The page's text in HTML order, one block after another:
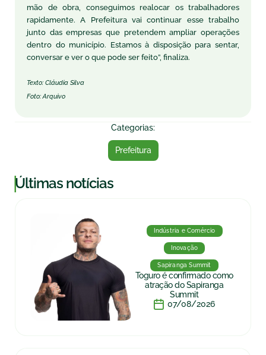
mão de obra, conseguimos realocar os trabalhadores
rapidamente. A Prefeitura vai continuar esse trabalho
junto das empresas que pretendem ampliar operações
dentro do município. Estamos à disposição para sentar,
conversar e ver o que pode ser feito”, finaliza.
Texto: Cláudia Silva
Foto: Arquivo
Categorias:
Prefeitura
|Últimas notícias
Indústria e Comércio
Inovação
Sapiranga Summit
Toguro é confirmado como
atração do Sapiranga
Summit
07/08/2026